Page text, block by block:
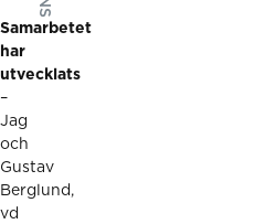
Samarbetet
har
utvecklats
–
Jag
och
Gustav
Berglund,
vd